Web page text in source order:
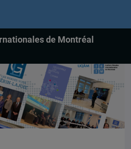
de Montréal